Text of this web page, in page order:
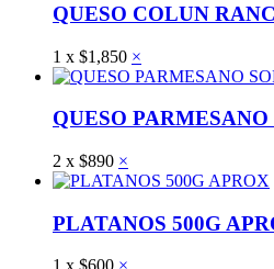
QUESO COLUN
1 x $1,850 ×
QUESO
2 x $890 ×
PLATANOS 500G